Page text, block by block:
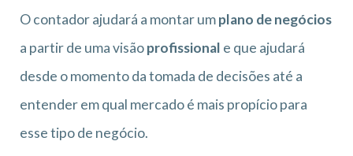
O contador ajudará a montar umplano de negócios
a partir de uma visãoprofissional e que ajudará
desde o momento da tomada de decisões até a
entender em qual mercado é mais propício para
esse tipo de negócio.